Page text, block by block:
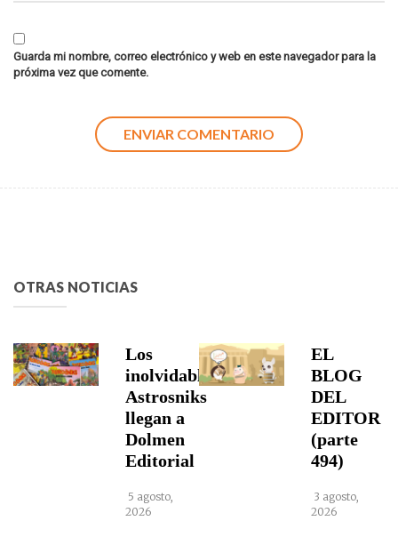
Guarda mi nombre, correo electrónico y web en este navegador para la
próxima vez que comente.
OTRAS NOTICIAS
Los
inolvidables
Astrosniks
llegan a
Dolmen
Editorial
5 agosto,
2026
EL
BLOG
DEL
EDITOR
(parte
494)
3 agosto,
2026